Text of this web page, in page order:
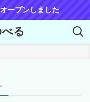
ープンしました
る